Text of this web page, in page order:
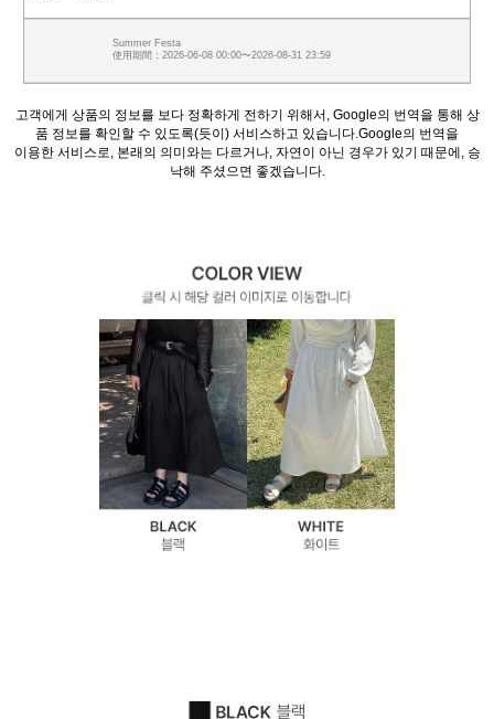
Summer Festa
使用期間：2026-06-08 00:00〜2026-08-31 23:59
고객에게 상품의 정보를 보다 정확하게 전하기 위해서, Google의 번역을 통해 상
품 정보를 확인할 수 있도록(듯이) 서비스하고 있습니다.Google의 번역을
이용한 서비스로, 본래의 의미와는 다르거나, 자연이 아닌 경우가 있기 때문에, 승
낙해 주셨으면 좋겠습니다.